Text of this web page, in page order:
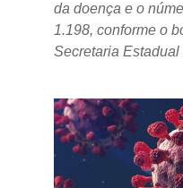
da doença e o
1.198, conforme o
Secretaria Estadual